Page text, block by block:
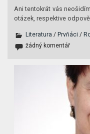
Ani tentokrát vás
otázek, respektive
Literatura /Prvňáci /
žádný komentář